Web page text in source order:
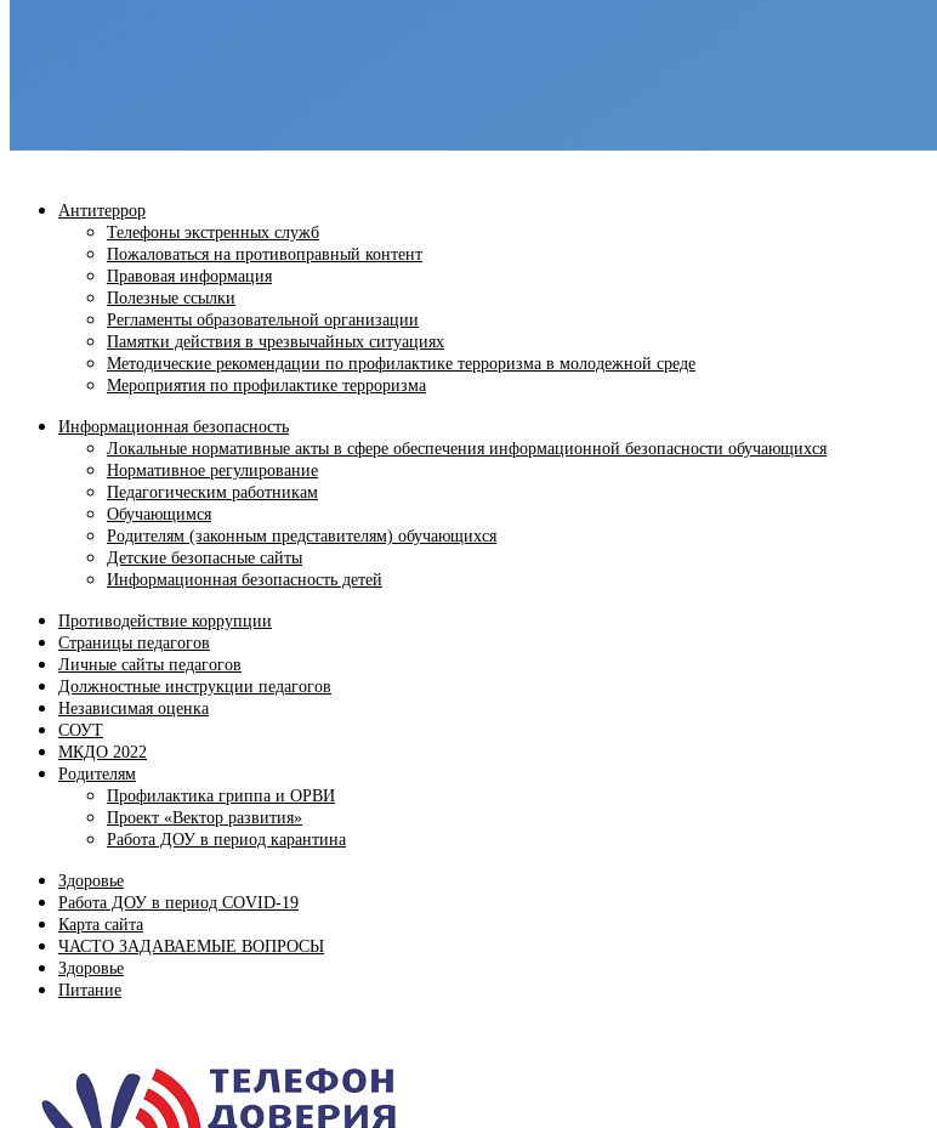
Антитеррор
Телефоны экстренных служб
Пожаловаться на противоправный контент
Правовая информация
Полезные ссылки
Регламенты образовательной организации
Памятки действия в чрезвычайных ситуациях
Методические рекомендации по профилактике терроризма в молодежной среде
Мероприятия по профилактике терроризма
Информационная безопасность
Локальные нормативные акты в сфере обеспечения информационной безопасности обучающихся
Нормативное регулирование
Педагогическим работникам
Обучающимся
Родителям (законным представителям) обучающихся
Детские безопасные сайты
Информационная безопасность детей
Противодействие коррупции
Страницы педагогов
Личные сайты педагогов
Должностные инструкции педагогов
Независимая оценка
СОУТ
МКДО 2022
Родителям
Профилактика гриппа и ОРВИ
Проект «Вектор развития»
Работа ДОУ в период карантина
Здоровье
Работа ДОУ в период COVID-19
Карта сайта
ЧАСТО ЗАДАВАЕМЫЕ ВОПРОСЫ
Здоровье
Питание